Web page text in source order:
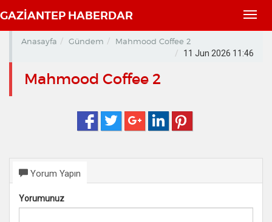
GAZİANTEP HABERDAR
Anasayfa Gündem
Mahmood Coffee 2
11 Jun 2026 11:46
Mahmood Coffee 2
Yorum Yapın
Yorumunuz